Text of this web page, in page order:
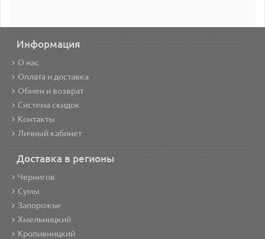
Информация
О нас
Оплата и доставка
Обмен и возврат
Система скидок
Контакты
Личный кабинет
Доставка в регионы
Чернигов
Сумы
Запорожье
Хмельницкий
Кропивницкий